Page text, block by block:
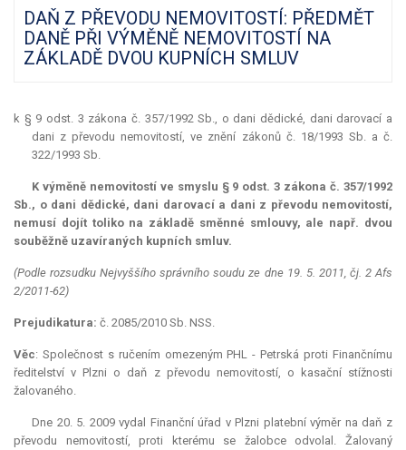
DAŇ Z PŘEVODU NEMOVITOSTÍ: PŘEDMĚT
DANĚ PŘI VÝMĚNĚ NEMOVITOSTÍ NA
ZÁKLADĚ DVOU KUPNÍCH SMLUV
k § 9 odst. 3 zákona č. 357/1992 Sb., o dani dědické, dani darovací a
dani z převodu nemovitostí, ve znění zákonů č. 18/1993 Sb. a č.
322/1993 Sb.
K výměně nemovitostí ve smyslu § 9 odst. 3 zákona č. 357/1992
Sb., o dani dědické, dani darovací a dani z převodu nemovitostí,
nemusí dojít toliko na základě směnné smlouvy, ale např. dvou
souběžně uzavíraných kupních smluv.
(Podle rozsudku Nejvyššího správního soudu ze dne 19. 5. 2011, čj. 2 Afs
2/2011-62)
Prejudikatura: č. 2085/2010 Sb. NSS.
Věc: Společnost s ručením omezeným PHL - Petrská proti Finančnímu
ředitelství v Plzni o daň z převodu nemovitostí, o kasační stížnosti
žalovaného.
Dne 20. 5. 2009 vydal Finanční úřad v Plzni platební výměr na daň z
převodu nemovitostí, proti kterému se žalobce odvolal. Žalovaný